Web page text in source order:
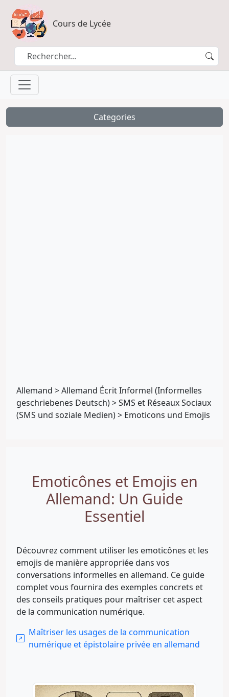
Cours de Lycée
Categories
Allemand >Allemand Écrit Informel (Informelles
geschriebenes Deutsch)>SMS et Réseaux Sociaux
(SMS und soziale Medien)> Emoticons und Emojis
Emoticônes et Emojis en
Allemand: Un Guide
Essentiel
Découvrez comment utiliser les emoticônes et les
emojis de manière appropriée dans vos
conversations informelles en allemand. Ce guide
complet vous fournira des exemples concrets et
des conseils pratiques pour maîtriser cet aspect
de la communication numérique.
Maîtriser les usages de la communication
numérique et épistolaire privée en allemand